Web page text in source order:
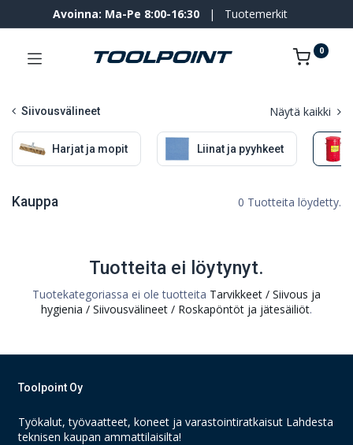
Avoinna: Ma-Pe 8:00-16:30 | Tuotemerkit
0
Siivousvälineet Näytä kaikki
Harjat ja mopit Liinat ja pyyhkeet
Kauppa 0 Tuotteita löydetty.
Tuotteita ei löytynyt.
Tuotekategoriassa ei ole tuotteita Tarvikkeet / Siivous ja
hygienia / Siivousvälineet / Roskapöntöt ja jätesäiliöt.
Toolpoint Oy
Työkalut, työvaatteet, koneet ja varastointiratkaisut Lahdesta
teknisen kaupan ammattilaisilta!